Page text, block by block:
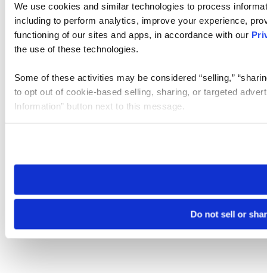
We use cookies and similar technologies to process
including to perform analytics, improve your experience,
functioning of our sites and apps, in accordance with our
the use of these technologies.
Some of these activities may be considered “selling,”
to opt out of cookie-based selling, sharing, or targeted
Information” button next to this message.
need to be set again.
Do not sell or